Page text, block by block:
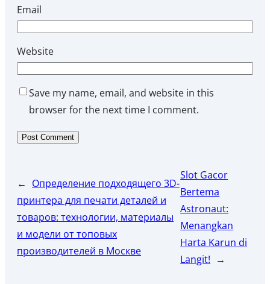
Email
Website
Save my name, email, and website in this
browser for the next time I comment.
← Определение подходящего 3D-
принтера для печати деталей и
товаров: технологии, материалы
и модели от топовых
производителей в Москве
Slot Gacor
Bertema
Astronaut:
Menangkan
Harta Karun di
Langit! →